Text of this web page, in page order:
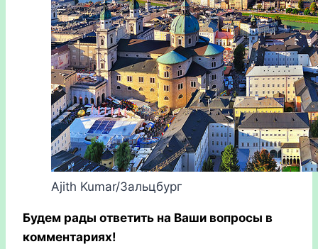
Ajith Kumar/Зальцбург
Будем рады ответить на Ваши вопросы в
комментариях!